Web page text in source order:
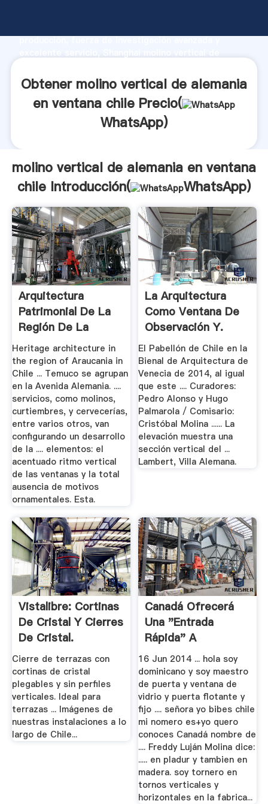
producción, fuerza de investigación avanzada y
aporta valores a todos los clientes.
Obtener molino vertical de alemania
en ventana chile Precio(
WhatsApp)
molino vertical de alemania en ventana
chile Introducción(
WhatsApp)
Arquitectura
Patrimonial De La
Región De La
Araucanía,.
Heritage architecture in
the region of Araucania in
Chile ... Temuco se agrupan
en la Avenida Alemania. ....
servicios, como molinos,
curtiembres, y cervecerías,
entre varios otros, van
configurando un desarrollo
de la .... elementos: el
acentuado ritmo vertical
de las ventanas y la total
ausencia de motivos
ornamentales. Esta.
La Arquitectura
Como Ventana De
Observación Y.
El Pabellón de Chile en la
Bienal de Arquitectura de
Venecia de 2014, al igual
que este .... Curadores:
Pedro Alonso y Hugo
Palmarola / Comisario:
Cristóbal Molina ...... La
elevación muestra una
sección vertical del ...
Lambert, Villa Alemana.
Vistalibre: Cortinas
De Cristal Y Cierres
De Cristal.
Cierre de terrazas con
cortinas de cristal
plegables y sin perfiles
verticales. Ideal para
terrazas ... Imágenes de
nuestras instalaciones a lo
largo de Chile...
Canadá Ofrecerá
Una "entrada
Rápida" A
Inmigrantes
Cualificados.
16 Jun 2014 ... hola soy
dominicano y soy maestro
de puerta y ventana de
vidrio y puerta flotante y
fijo .... señora yo bibes chile
mi nomero es+yo quero
conoces Canadá nombre de
.... Freddy Luján Molina dice:
..... en pladur y tambien en
madera. soy tornero en
tornos verticales y
horizontales en la fabrica...